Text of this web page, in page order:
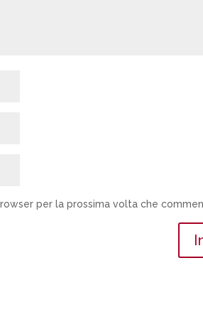
per la prossima volta che